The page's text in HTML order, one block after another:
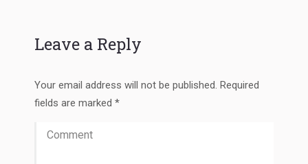
Leave a Reply
Your email address will not be published. Required
fields are marked *
Comment